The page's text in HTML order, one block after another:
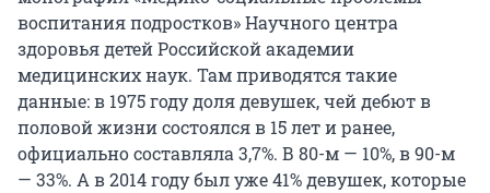
воспитания подростков» Научного центра
здоровья детей Российской академии
медицинских наук. Там приводятся такие
данные: в 1975 году доля девушек, чей дебют в
половой жизни состоялся в 15 лет и ранее,
официально составляла 3,7%. В 80-м — 10%, в 90-м
— 33%. А в 2014 году был уже 41% девушек, которые